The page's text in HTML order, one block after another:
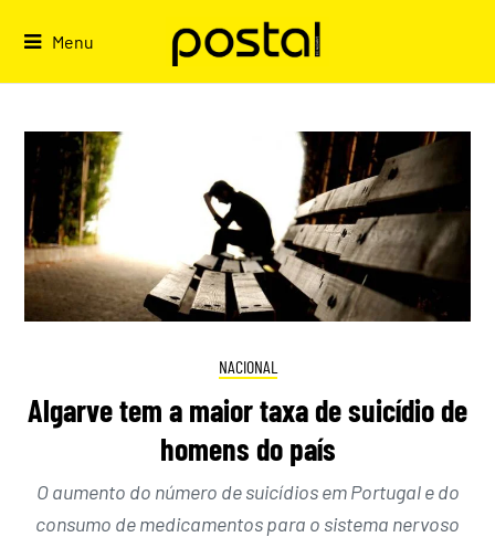
Menu
NACIONAL
Algarve tem a maior taxa de suicídio de
homens do país
O aumento do número de suicídios em Portugal e do
consumo de medicamentos para o sistema nervoso